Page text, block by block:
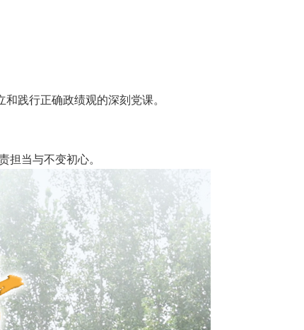
践行正确政绩观的深刻党课。
当与不变初心。